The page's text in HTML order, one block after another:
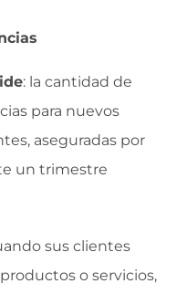
: la cantidad de
para nuevos
aseguradas por
un trimestre
sus clientes
o servicios,